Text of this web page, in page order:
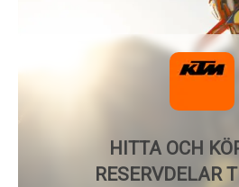
HITTA OCH
RESERVDELAR